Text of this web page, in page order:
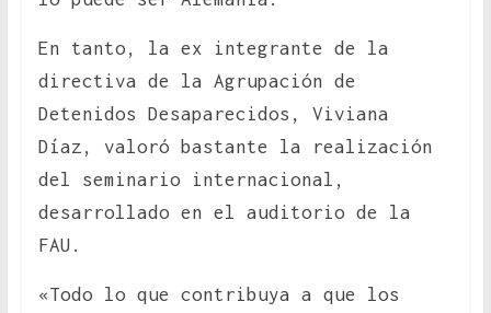
En tanto, la ex integrante de la
directiva de la Agrupación de
Detenidos Desaparecidos, Viviana
Díaz, valoró bastante la realización
del seminario internacional,
desarrollado en el auditorio de la
FAU.
«Todo lo que contribuya a que los